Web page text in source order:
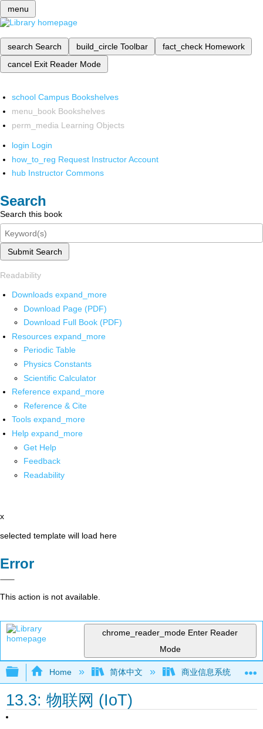
menu
search Search build_circle Toolbar fact_check Homework
cancel Exit Reader Mode
school Campus Bookshelves
menu_book Bookshelves
perm_media Learning Objects
login Login
how_to_reg Request Instructor Account
hub Instructor Commons
Search
Search this book
Submit Search
Readability
Downloads expand_more
Download Page (PDF)
Download Full Book (PDF)
Resources expand_more
Periodic Table
Physics Constants
Scientific Calculator
Reference expand_more
Reference & Cite
Tools expand_more
Help expand_more
Get Help
Feedback
Readability
x
selected template will load here
Error
This action is not available.
chrome_reader_mode Enter Reader
Mode
Expand/collapse global hierarchy
Home 简体中文 商业信息系统
13.3: 物联网 (IoT)